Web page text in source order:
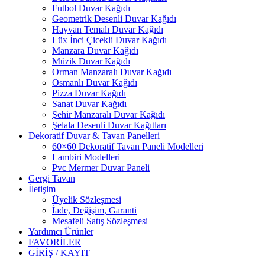
Futbol Duvar Kağıdı
Geometrik Desenli Duvar Kağıdı
Hayvan Temalı Duvar Kağıdı
Lüx İnci Çicekli Duvar Kağıdı
Manzara Duvar Kağıdı
Müzik Duvar Kağıdı
Orman Manzaralı Duvar Kağıdı
Osmanlı Duvar Kağıdı
Pizza Duvar Kağıdı
Sanat Duvar Kağıdı
Şehir Manzaralı Duvar Kağıdı
Şelala Desenli Duvar Kağıtları
Dekoratif Duvar & Tavan Panelleri
60×60 Dekoratif Tavan Paneli Modelleri
Lambiri Modelleri
Pvc Mermer Duvar Paneli
Gergi Tavan
İletişim
Üyelik Sözleşmesi
İade, Değişim, Garanti
Mesafeli Satış Sözleşmesi
Yardımcı Ürünler
FAVORİLER
GİRİŞ / KAYIT